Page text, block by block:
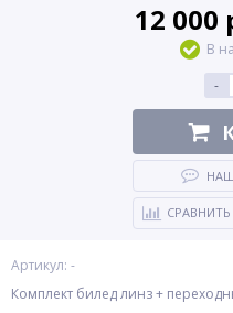
Артикул: -
Комплект билед линз +
12 000
В
-
СРАВНИТЬ